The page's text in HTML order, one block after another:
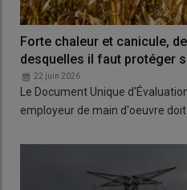
Forte chaleur et canicule,
desquelles il faut protéger
22 juin 2026
Le Document Unique
employeur de main d'oeuvre doit